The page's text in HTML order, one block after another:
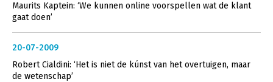
Maurits Kaptein: ‘We kunnen online voorspellen wat de klant
gaat doen’
20-07-2009
Robert Cialdini: ‘Het is niet de kúnst van het overtuigen, maar
de wetenschap’